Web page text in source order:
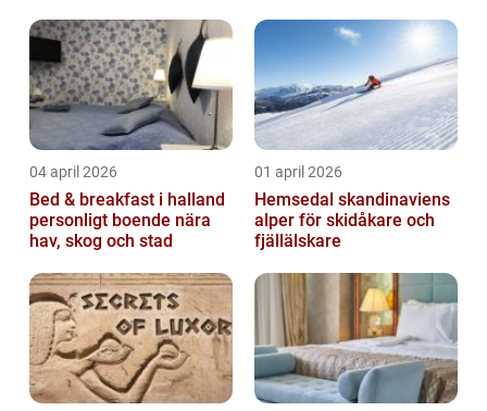
04 april 2026
Bed & breakfast i halland
personligt boende nära
hav, skog och stad
01 april 2026
Hemsedal skandinaviens
alper för skidåkare och
fjällälskare